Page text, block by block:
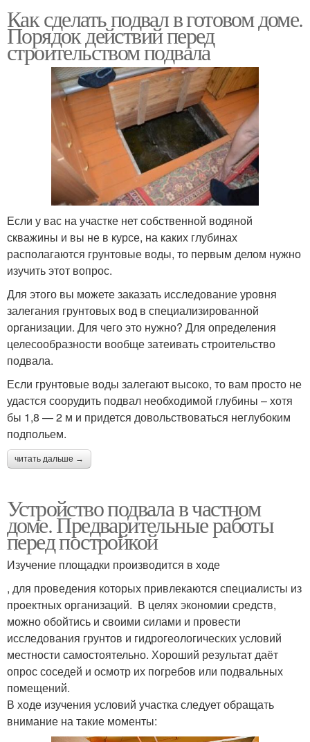
Как сделать подвал в готовом доме.
Порядок действий перед
строительством подвала
Если у вас на участке нет собственной водяной
скважины и вы не в курсе, на каких глубинах
располагаются грунтовые воды, то первым делом нужно
изучить этот вопрос.
Для этого вы можете заказать исследование уровня
залегания грунтовых вод в специализированной
организации. Для чего это нужно? Для определения
целесообразности вообще затеивать строительство
подвала.
Если грунтовые воды залегают высоко, то вам просто не
удастся соорудить подвал необходимой глубины – хотя
бы 1,8 — 2 м и придется довольствоваться неглубоким
подпольем.
читать дальше →
Устройство подвала в частном
доме. Предварительные работы
перед постройкой
Изучение площадки производится в ходе
, для проведения которых привлекаются специалисты из
проектных организаций. В целях экономии средств,
можно обойтись и своими силами и провести
исследования грунтов и гидрогеологических условий
местности самостоятельно. Хороший результат даёт
опрос соседей и осмотр их погребов или подвальных
помещений.
В ходе изучения условий участка следует обращать
внимание на такие моменты: